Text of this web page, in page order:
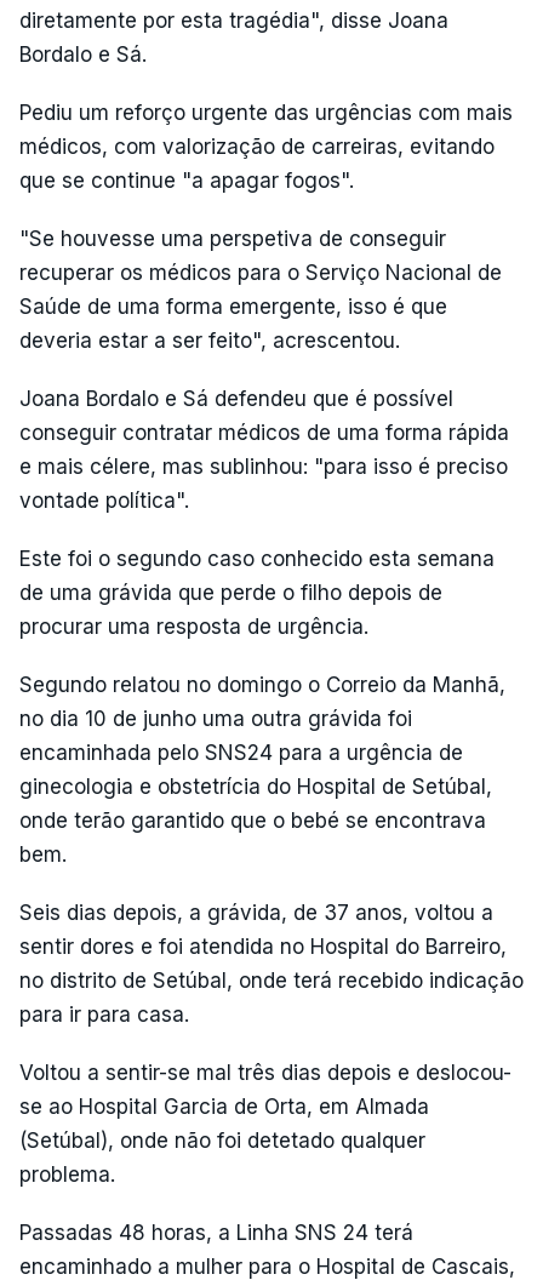
diretamente por esta tragédia", disse Joana
Bordalo e Sá.
Pediu um reforço urgente das urgências com mais
médicos, com valorização de carreiras, evitando
que se continue "a apagar fogos".
"Se houvesse uma perspetiva de conseguir
recuperar os médicos para o Serviço Nacional de
Saúde de uma forma emergente, isso é que
deveria estar a ser feito", acrescentou.
Joana Bordalo e Sá defendeu que é possível
conseguir contratar médicos de uma forma rápida
e mais célere, mas sublinhou: "para isso é preciso
vontade política".
Este foi o segundo caso conhecido esta semana
de uma grávida que perde o filho depois de
procurar uma resposta de urgência.
Segundo relatou no domingo o Correio da Manhã,
no dia 10 de junho uma outra grávida foi
encaminhada pelo SNS24 para a urgência de
ginecologia e obstetrícia do Hospital de Setúbal,
onde terão garantido que o bebé se encontrava
bem.
Seis dias depois, a grávida, de 37 anos, voltou a
sentir dores e foi atendida no Hospital do Barreiro,
no distrito de Setúbal, onde terá recebido indicação
para ir para casa.
Voltou a sentir-se mal três dias depois e deslocou-
se ao Hospital Garcia de Orta, em Almada
(Setúbal), onde não foi detetado qualquer
problema.
Passadas 48 horas, a Linha SNS 24 terá
encaminhado a mulher para o Hospital de Cascais,